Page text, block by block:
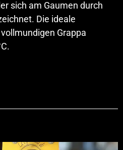
sich am Gaumen durch
Die ideale
Grappa